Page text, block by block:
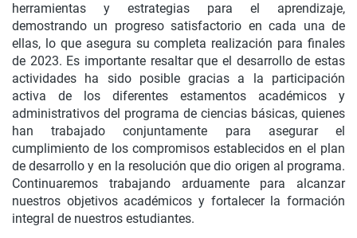
herramientas y estrategias para el aprendizaje,
demostrando un progreso satisfactorio en cada una de
ellas, lo que asegura su completa realización para finales
de 2023. Es importante resaltar que el desarrollo de estas
actividades ha sido posible gracias a la participación
activa de los diferentes estamentos académicos y
administrativos del programa de ciencias básicas, quienes
han trabajado conjuntamente para asegurar el
cumplimiento de los compromisos establecidos en el plan
de desarrollo y en la resolución que dio origen al programa.
Continuaremos trabajando arduamente para alcanzar
nuestros objetivos académicos y fortalecer la formación
integral de nuestros estudiantes.